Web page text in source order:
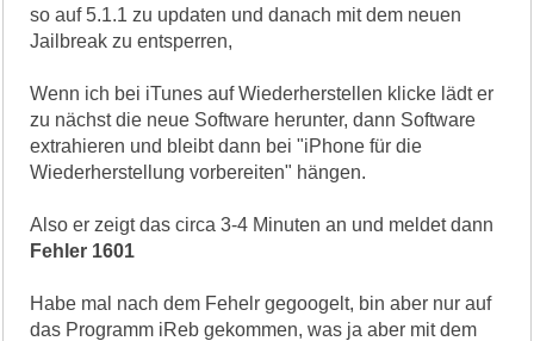
so auf 5.1.1 zu updaten und danach mit dem neuen
Jailbreak zu entsperren,
Wenn ich bei iTunes auf Wiederherstellen klicke lädt er
zu nächst die neue Software herunter, dann Software
extrahieren und bleibt dann bei "iPhone für die
Wiederherstellung vorbereiten" hängen.
Also er zeigt das circa 3-4 Minuten an und meldet dann
Fehler 1601
Habe mal nach dem Fehelr gegoogelt, bin aber nur auf
das Programm iReb gekommen, was ja aber mit dem